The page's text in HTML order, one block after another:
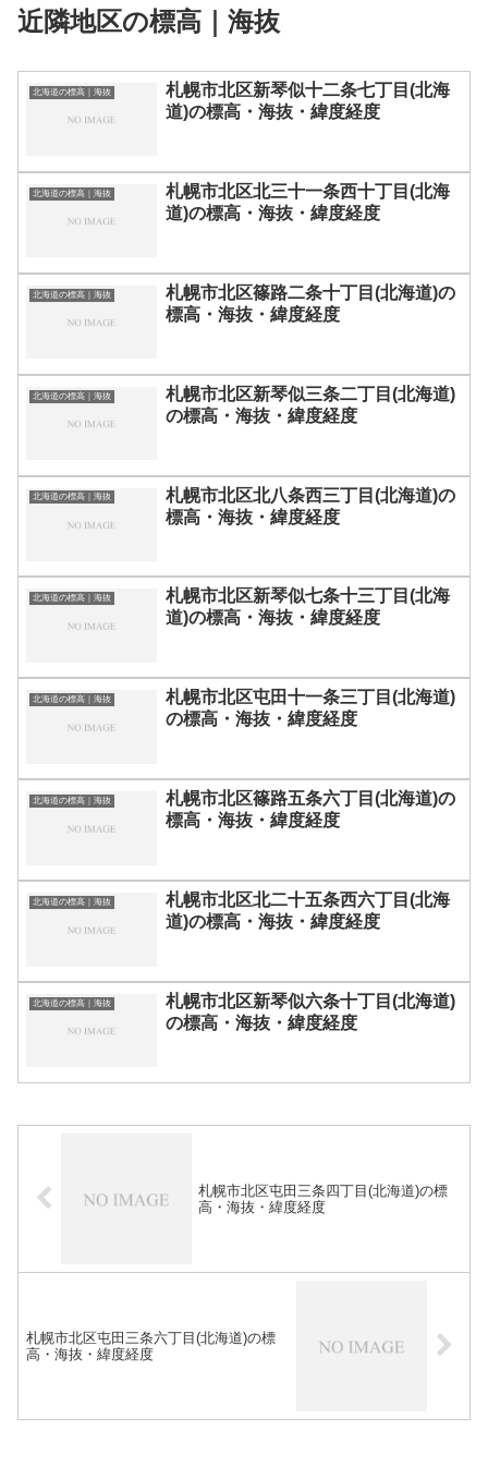
近隣地区の標高｜海抜
北海道の標高｜海抜
札幌市北区新琴似十二条七丁目(北海
道)の標高・海抜・緯度経度
北海道の標高｜海抜
札幌市北区北三十一条西十丁目(北海
道)の標高・海抜・緯度経度
北海道の標高｜海抜
札幌市北区篠路二条十丁目(北海道)の
標高・海抜・緯度経度
北海道の標高｜海抜
札幌市北区新琴似三条二丁目(北海道)
の標高・海抜・緯度経度
北海道の標高｜海抜
札幌市北区北八条西三丁目(北海道)の
標高・海抜・緯度経度
北海道の標高｜海抜
札幌市北区新琴似七条十三丁目(北海
道)の標高・海抜・緯度経度
北海道の標高｜海抜
札幌市北区屯田十一条三丁目(北海道)
の標高・海抜・緯度経度
北海道の標高｜海抜
札幌市北区篠路五条六丁目(北海道)の
標高・海抜・緯度経度
北海道の標高｜海抜
札幌市北区北二十五条西六丁目(北海
道)の標高・海抜・緯度経度
北海道の標高｜海抜
札幌市北区新琴似六条十丁目(北海道)
の標高・海抜・緯度経度
札幌市北区屯田三条四丁目(北海道)の標
高・海抜・緯度経度
札幌市北区屯田三条六丁目(北海道)の標
高・海抜・緯度経度